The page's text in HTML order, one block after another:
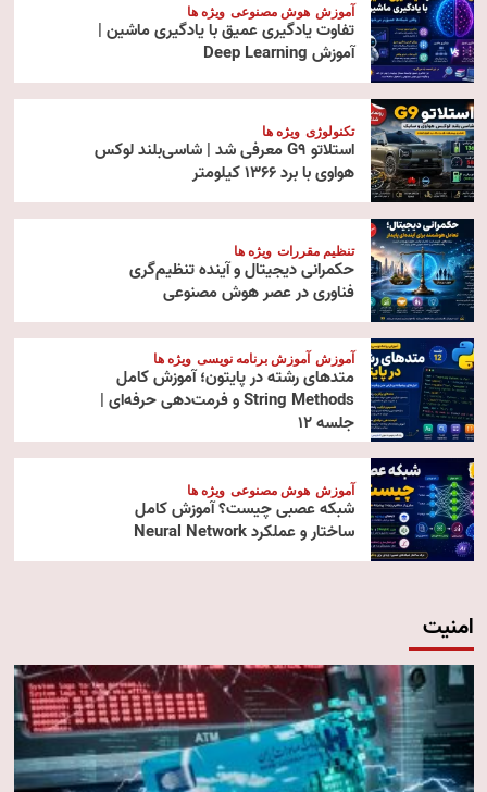
آموزش هوش مصنوعی ویژه ها
تفاوت یادگیری عمیق با یادگیری ماشین |
آموزش Deep Learning
تکنولوژی ویژه ها
استلاتو G9 معرفی شد | شاسی‌بلند لوکس
هواوی با برد ۱۳۶۶ کیلومتر
تنظیم مقررات ویژه ها
حکمرانی دیجیتال و آینده تنظیم‌گری
فناوری در عصر هوش مصنوعی
آموزش آموزش برنامه نویسی ویژه ها
متدهای رشته در پایتون؛ آموزش کامل
String Methods و فرمت‌دهی حرفه‌ای |
جلسه ۱۲
آموزش هوش مصنوعی ویژه ها
شبکه عصبی چیست؟ آموزش کامل
ساختار و عملکرد Neural Network
امنیت